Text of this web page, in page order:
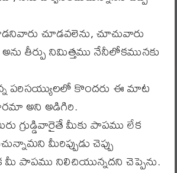
చూడవలెను, చూచువారు
అను తీర్పు నిమిత్తము నేనీలోకమునకు
పరిసయ్యులలో కొందరు ఈ మాట
అని అడిగిరి.
గ్రుడ్డివారైతే మీకు పాపము లేక
మీరిప్పుడు చెప్పు
మీ పాపము నిలిచియున్నదని చెప్పెను.